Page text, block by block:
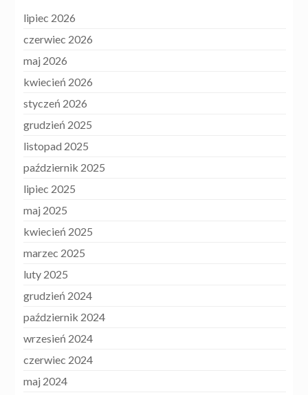
lipiec 2026
czerwiec 2026
maj 2026
kwiecień 2026
styczeń 2026
grudzień 2025
listopad 2025
październik 2025
lipiec 2025
maj 2025
kwiecień 2025
marzec 2025
luty 2025
grudzień 2024
październik 2024
wrzesień 2024
czerwiec 2024
maj 2024